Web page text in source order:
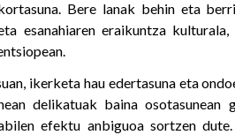
Bere lanak behin eta
esanahiaren eraikuntza
ikerketa hau edertasuna eta
delikatuak baina
efektu anbiguoa sortzen